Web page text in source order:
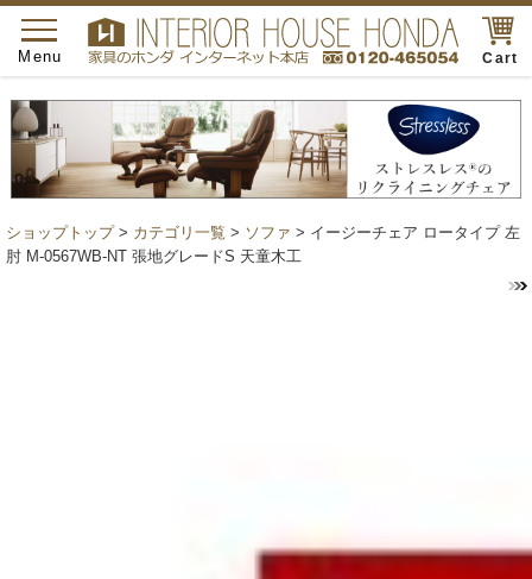
Cart
toggle
navigation
Menu
ショップトップ> カテゴリ一覧 > ソファ > イージーチェア ロータイプ 左
肘 M-0567WB-NT 張地グレードS 天童木工